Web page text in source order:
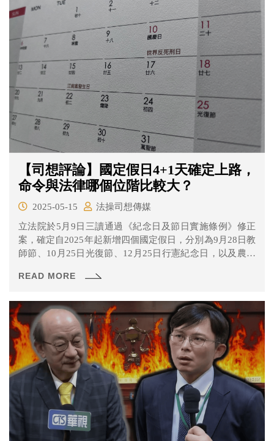
府行政機關辦公日曆規劃將持續蒐整各界意見，於核定後
公告。
【司想評論】國定假日4+1天確定上路，
命令與法律哪個位階比較大？
2025-05-15
法操司想傳媒
立法院於5月9日三讀通過《紀念日及節日實施條例》修正
案，確定自2025年起新增四個國定假日，分別為9月28日教
師節、10月25日光復節、12月25日行憲紀念日，以及農曆
假日，不再僅限勞工適用。 不少人對於新增加的國定假日
多代表他們加班也要變多。在國定假日4+1天上路前，台灣
有哪些可以放假的國定假日呢？這次修法還將原本只有在
行政命令位階的《紀念日及節日實施辦法》提高到法律位
階，行政命令與法律有什麼不同呢？讓法操為您說明！
READ MORE